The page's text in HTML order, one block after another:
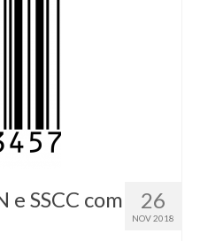
26
NOV 2018
e SSCC com